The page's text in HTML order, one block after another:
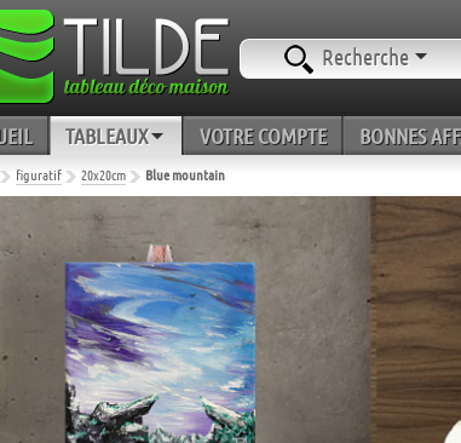
Recherche
TABLEAUX VOTRE COMPTE BONNES
figuratif 20x20cm Blue mountain